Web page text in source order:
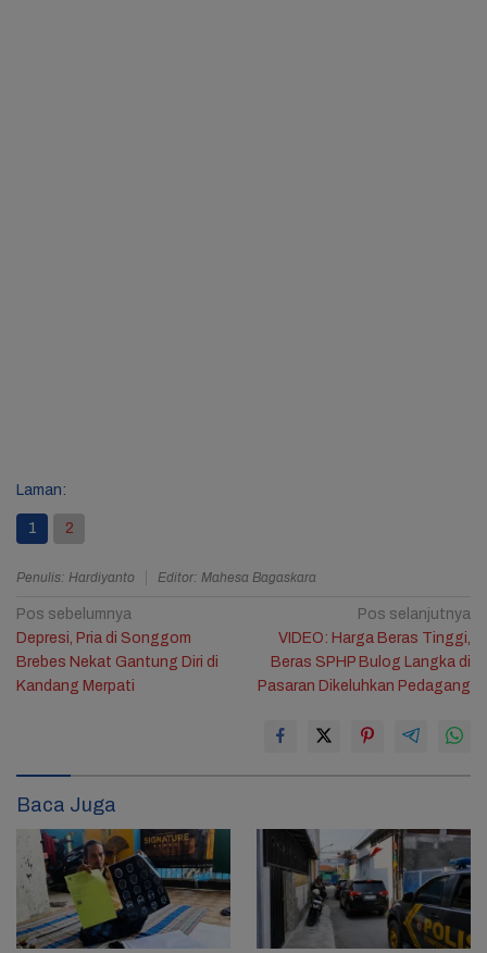
Laman:
1 2
Penulis: Hardiyanto Editor: Mahesa Bagaskara
Navigasi
pos
Pos sebelumnya
Depresi, Pria di Songgom
Brebes Nekat Gantung Diri di
Kandang Merpati
Pos selanjutnya
VIDEO: Harga Beras Tinggi,
Beras SPHP Bulog Langka di
Pasaran Dikeluhkan Pedagang
1
Baca Juga